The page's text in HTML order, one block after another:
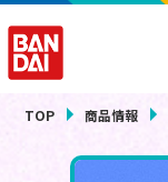
TOP 商品情報